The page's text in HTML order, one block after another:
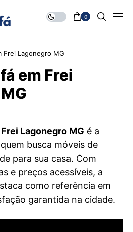
0
Frei Lagonegro MG
em Frei
Lagonegro MG é a
busca móveis de
para sua casa. Com
e preços acessíveis, a
como referência em
garantida na cidade.